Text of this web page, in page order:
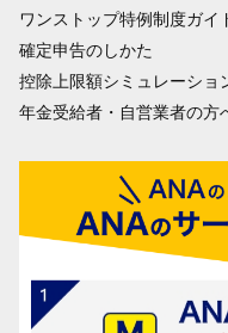
ワンストップ特例制度ガイ
確定申告のしかた
控除上限額シミュレーショ
年金受給者・自営業者の方